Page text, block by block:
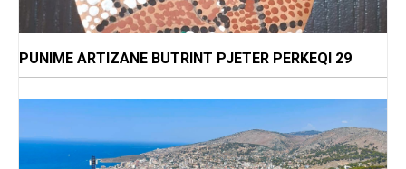
PUNIME ARTIZANE BUTRINT PJETER PERKEQI 29